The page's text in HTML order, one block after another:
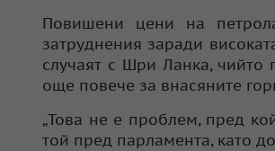
Повишени цени на
затруднения заради
случаят с Шри Ланка, чийто
още повече за внасяните
„Това не е проблем, пред
той пред парламента, като